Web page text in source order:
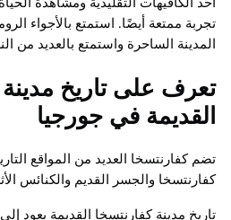
تجربة ممتعة أيضًا. استمتع بالأجواء
المدينة الساحرة واستمتع بالعديد من
تعرف على تاريخ
القديمة في جورجيا
تضم كفارنتسخا العديد من المواقع
كفارنتسخا والجسر القديم والكنائس
تاريخ مدينة كفارنتسخا القديمة يعود